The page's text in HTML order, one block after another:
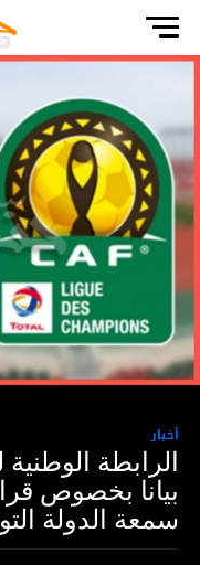
أخبار
الرابطة
بيانا بخصوص
سمعة الدولة